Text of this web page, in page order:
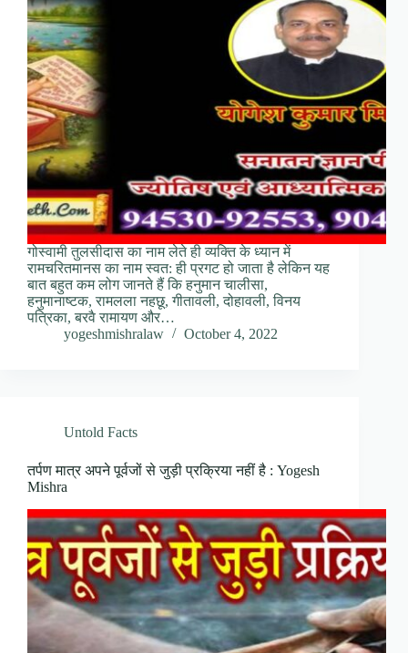
गोस्वामी तुलसीदास का नाम लेते ही व्यक्ति के ध्यान में
रामचरितमानस का नाम स्वत: ही प्रगट हो जाता है लेकिन यह
बात बहुत कम लोग जानते हैं कि हनुमान चालीसा,
हनुमानाष्टक, रामलला नहछू, गीतावली, दोहावली, विनय
पत्रिका, बरवै रामायण और…
yogeshmishralaw
October 4, 2022
Untold Facts
तर्पण मात्र अपने पूर्वजों से जुड़ी प्रक्रिया नहीं है : Yogesh
Mishra